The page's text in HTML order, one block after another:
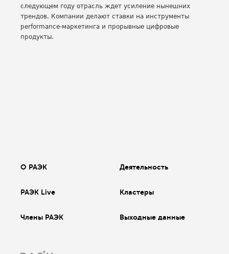
следующем году отрасль ждет усиление нынешних
трендов. Компании делают ставки на инструменты
performance-маркетинга и прорывные цифровые
продукты.
О РАЭК Деятельность
РАЭК Live Кластеры
Члены РАЭК Выходные данные